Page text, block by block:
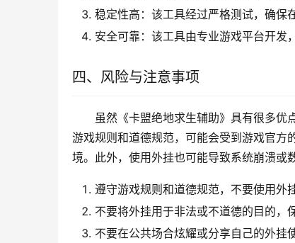
稳定性高：该工具经过严格测试，确保
安全可靠：该工具由专业游戏平台开发
四、风险与注意事项
虽然《卡盟绝地求生辅助》具有很多优
游戏规则和道德规范，可能会受到游戏官方
境。此外，使用外挂也可能导致系统崩溃或
遵守游戏规则和道德规范，不要使用外
不要将外挂用于非法或不道德的目的，
不要在公共场合炫耀或分享自己的外挂